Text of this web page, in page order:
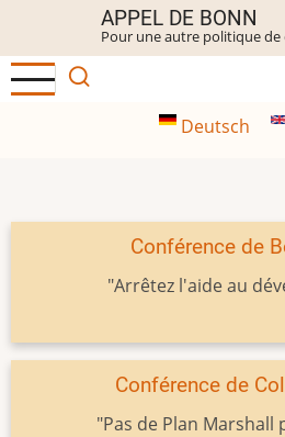
contenu
principal
APPEL DE BONN
Pour une autre politique
Deutsch
Conférence de
"Arrêtez l'aide au
Conférence de
"Pas de Plan